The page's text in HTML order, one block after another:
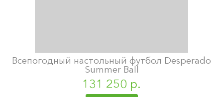
Всепогодный настольный футбол Desperado
Summer Ball
131 250 р.